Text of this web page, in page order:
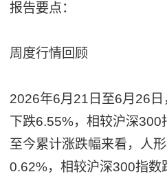
报告要点：
周度行情回顾
2026年6月21日至6月26
下跌6.55%，相较沪深300
至今累计涨跌幅来看，人
0.62%，相较沪深300指数